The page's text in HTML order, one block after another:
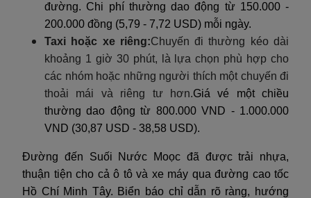
đường. Chi phí thường dao động từ 150.000 -
200.000 đồng (5,79 - 7,72 USD) mỗi ngày.
Taxi hoặc xe riêng:Chuyến đi thường kéo dài
khoảng 1 giờ 30 phút, là lựa chọn phù hợp cho
các nhóm hoặc những người thích một chuyến đi
thoải mái và riêng tư hơn.Giá vé một chiều
thường dao động từ 800.000 VND - 1.000.000
VND (30,87 USD - 38,58 USD).
Đường đến Suối Nước Moọc đã được trải nhựa,
thuận tiện cho cả ô tô và xe máy qua đường cao tốc
Hồ Chí Minh Tây. Biển báo chỉ dẫn rõ ràng, hướng